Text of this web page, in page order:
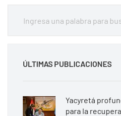
ÚLTIMAS PUBLICACIONES
Yacyretá
para la